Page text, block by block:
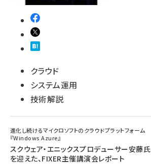
クラウド
システム運用
技術解説
進化し続けるマイクロソフトのクラウドプラットフォーム
『Windows Azure』
スクウェア・エニックスプロデューサー安藤氏
を迎えた、FIXER主催講演会レポート